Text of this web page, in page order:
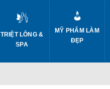
TRIỆT LÔNG &
SPA
MỸ PHẨM LÀM
ĐẸP